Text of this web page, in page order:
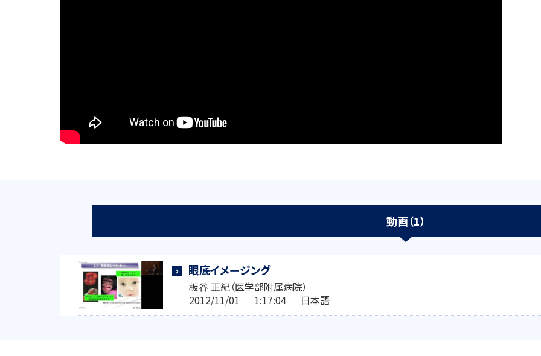
動画（1）
眼底イメージング
板谷 正紀（医学部附属病院）
2012/11/01 1:17:04 日本語